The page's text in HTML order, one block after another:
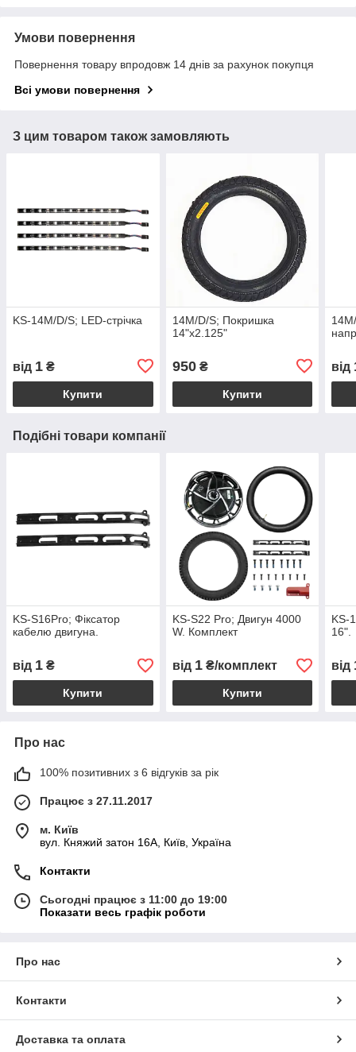
Умови повернення
Повернення товару впродовж 14 днів за рахунок покупця
Всі умови повернення
З цим товаром також замовляють
KS-14M/D/S; LED-стрічка
від 1 ₴
Купити
14M/D/S; Покришка
14"х2.125"
950₴
Купити
від
Подібні товари компанії
KS-S16Pro; Фіксатор
кабелю двигуна.
від 1 ₴
Купити
KS-S22 Pro; Двигун 4000
W. Комплект
від 1₴/комплект
Купити
KS-
16".
від
Про нас
100% позитивних з 6 відгуків за рік
Працює з 27.11.2017
м. Київ
вул. Княжий затон 16А, Київ, Україна
Контакти
Сьогодні працює з 11:00 до 19:00
Показати весь графік роботи
Про нас
Контакти
Доставка та оплата